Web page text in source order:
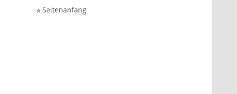
Seitenanfang